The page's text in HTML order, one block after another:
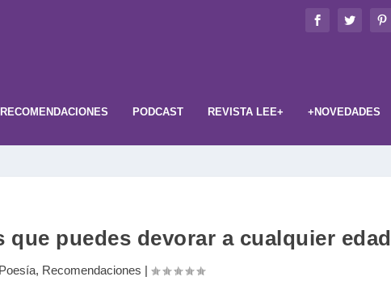
RECOMENDACIONES PODCAST REVISTA LEE+ +NOVEDADES
puedes devorar a cualquier edad
Poesía, Recomendaciones |